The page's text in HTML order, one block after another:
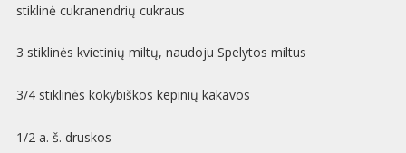
stiklinė cukranendrių cukraus
3 stiklinės kvietinių miltų, naudoju Spelytos miltus
3/4 stiklinės kokybiškos kepinių kakavos
1/2 a. š. druskos